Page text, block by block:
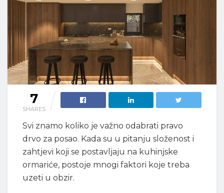
7
SHARES
Svi znamo koliko je važno odabrati pravo
drvo za posao. Kada su u pitanju složenost i
zahtjevi koji se postavljaju na kuhinjske
ormariće, postoje mnogi faktori koje treba
uzeti u obzir.